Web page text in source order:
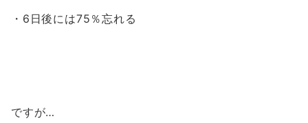
・6日後には75％忘れる
ですが…